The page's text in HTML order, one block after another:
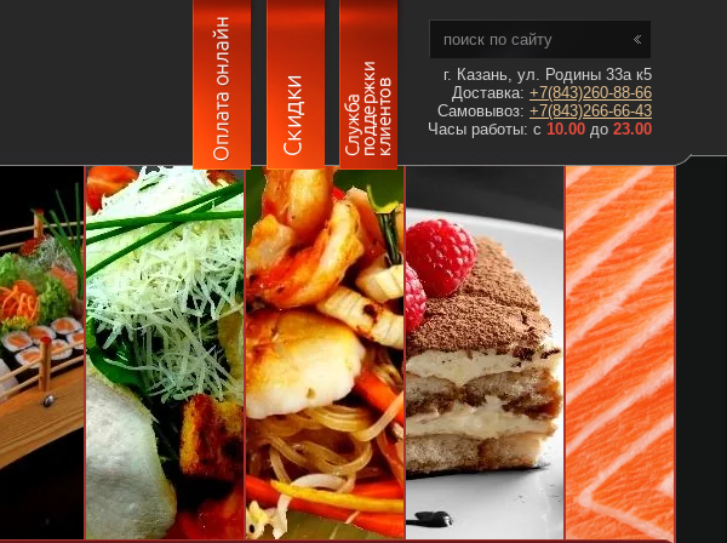
г. Казань, ул. Родины 33а к5
Доставка: +7(843)260-88-66
Самовывоз: +7(843)266-66-43
Часы работы: с 10.00 до 23.00